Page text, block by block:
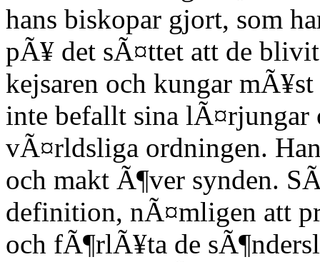
hans biskopar gjort, som
pÃ¥ det sÃ¤ttet att de
kejsaren och kungar
inte befallt sina
vÃ¤rldsliga ordningen.
och makt Ã¶ver synden.
definition, nÃ¤mligen att
och fÃ¶rlÃ¥ta de